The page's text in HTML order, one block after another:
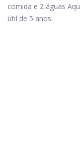
comida e 2 águas
útil de 5 anos.